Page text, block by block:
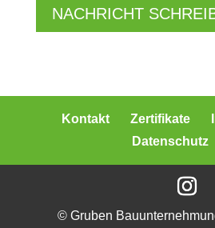
NACHRICHT
Kontakt Zertifikate
Datenschutz
© Gruben